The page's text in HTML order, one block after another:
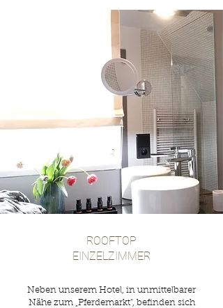
ROOFTOP
EINZELZIMMER
Neben unserem Hotel, in unmittelbarer
Nähe zum „Pferdemarkt“, befinden sich